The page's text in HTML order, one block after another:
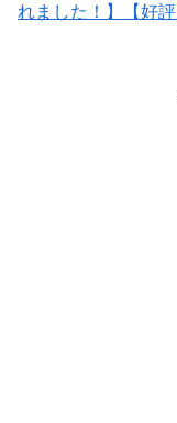
れました！】【好